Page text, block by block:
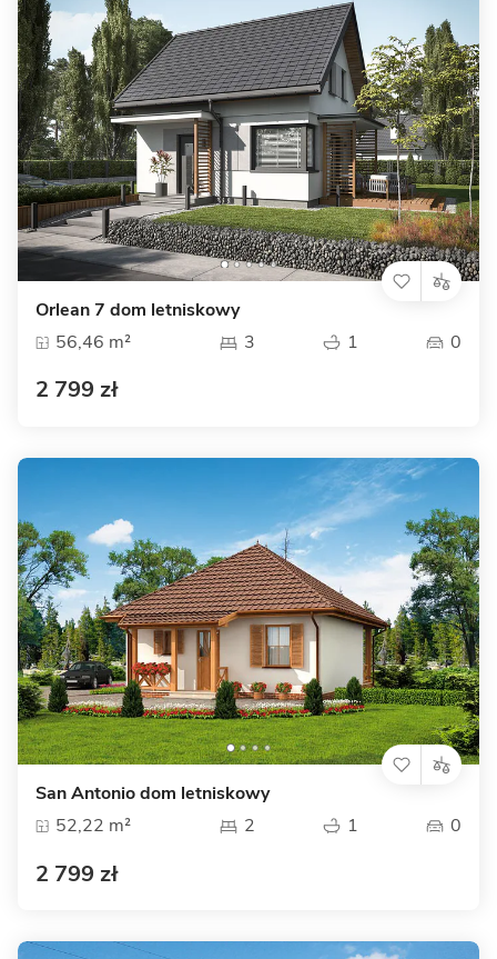
Orlean 7 dom letniskowy
56,46 m²
3 1 0
2 799 zł
San Antonio dom letniskowy
52,22 m²
2 1 0
2 799 zł